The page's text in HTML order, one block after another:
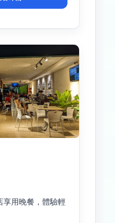
享用晚餐，體驗輕